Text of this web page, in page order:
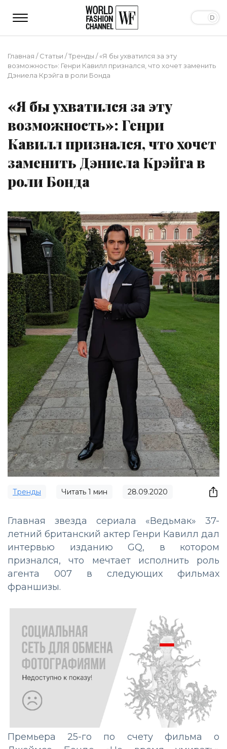
Главная /Статьи /Тренды /«Я бы ухватился за эту
возможность»: Генри Кавилл признался, что хочет заменить
Дэниела Крэйга в роли Бонда
«Я бы ухватился за эту
возможность»: Генри
Кавилл признался, что хочет
заменить Дэниела Крэйга в
роли Бонда
Тренды Читать 1 мин 28.09.2020
Главная звезда сериала «Ведьмак» 37-
летний британский актер Генри Кавилл дал
интервью изданию GQ, в котором
признался, что мечтает исполнить роль
агента 007 в следующих фильмах
франшизы.
Премьера 25-го по счету фильма о